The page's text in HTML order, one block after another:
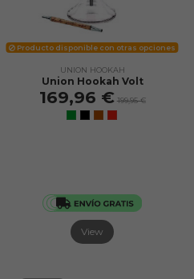
Producto disponible con otras opciones
UNION HOOKAH
Union Hookah Volt
169,96 € 199,95 €
View